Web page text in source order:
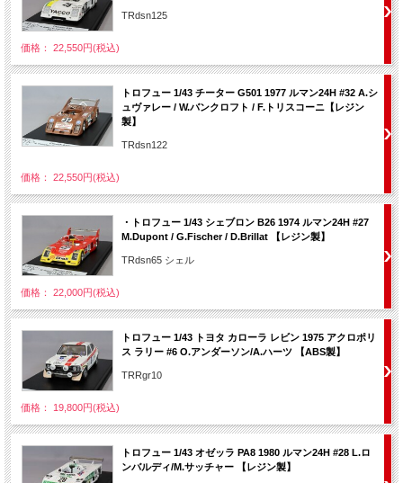
TRdsn125
価格： 22,550円(税込)
トロフュー 1/43 チーター G501 1977 ルマン24H #32 A.シ
ュヴァレー / W.バンクロフト / F.トリスコーニ【レジン
製】
TRdsn122
価格： 22,550円(税込)
・トロフュー 1/43 シェブロン B26 1974 ルマン24H #27
M.Dupont / G.Fischer / D.Brillat 【レジン製】
TRdsn65 シェル
価格： 22,000円(税込)
トロフュー 1/43 トヨタ カローラ レビン 1975 アクロポリ
ス ラリー #6 O.アンダーソン/A.ハーツ 【ABS製】
TRRgr10
価格： 19,800円(税込)
トロフュー 1/43 オゼッラ PA8 1980 ルマン24H #28 L.ロ
ンバルディ/M.サッチャー 【レジン製】